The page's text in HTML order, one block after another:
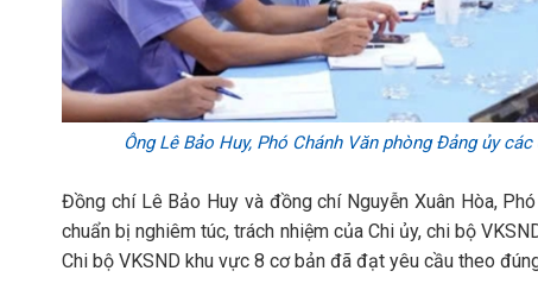
Ông Lê Bảo Huy, Phó Chánh Văn phòng Đảng ủy
Đồng chí Lê Bảo Huy và đồng chí Nguyễn Xuân Hòa,
chuẩn bị nghiêm túc, trách nhiệm của Chi ủy, chi bộ
Chi bộ VKSND khu vực 8 cơ bản đã đạt yêu cầu theo